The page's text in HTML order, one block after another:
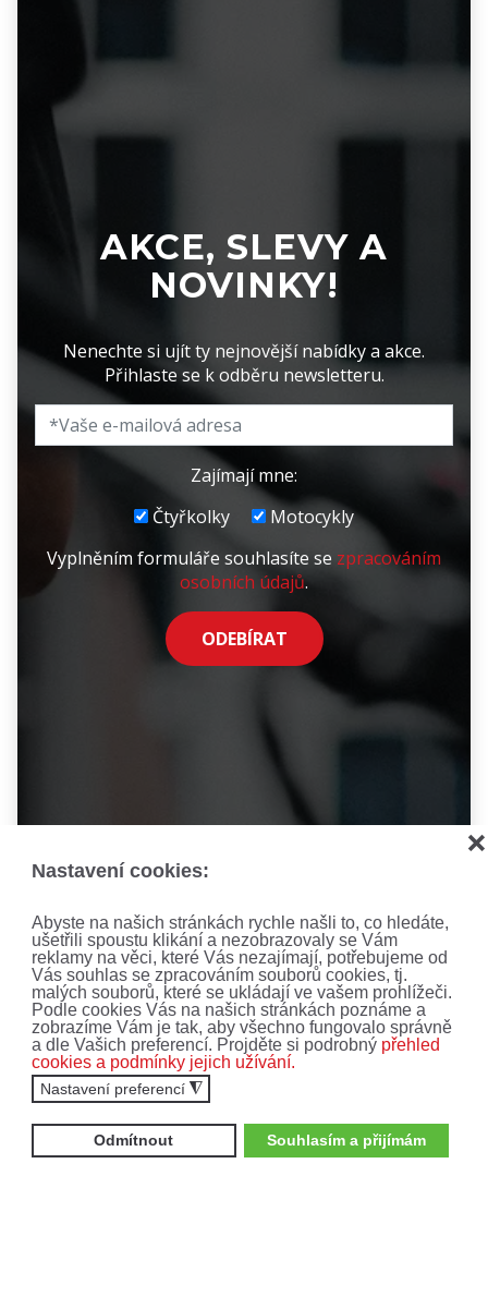
Nastavení cookies:
Abyste na našich stránkách rychle našli to, co hledáte,
ušetřili spoustu klikání a nezobrazovaly se Vám
reklamy na věci, které Vás nezajímají, potřebujeme od
Vás souhlas se zpracováním souborů cookies, tj.
malých souborů, které se ukládají ve vašem prohlížeči.
Podle cookies Vás na našich stránkách poznáme a
zobrazíme Vám je tak, aby všechno fungovalo správně
a dle Vašich preferencí. Projděte si podrobný přehled
cookies a podmínky jejich užívání.
Nastavení preferencí ◮
Odmítnout Souhlasím a přijímám
❌
AKCE, SLEVY A
NOVINKY!
Nenechte si ujít ty nejnovější nabídky a akce.
Přihlaste se k odběru newsletteru.
Zajímají mne:
Čtyřkolky
Motocykly
Vyplněním formuláře souhlasíte se zpracováním
osobních údajů.
ODEBÍRAT